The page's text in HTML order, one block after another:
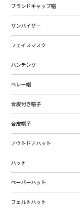
ブランドキャップ帽
サンバイザー
フェイスマスク
ハンチング
ベレー帽
合皮付き帽子
合皮帽子
アウトドアハット
ハット
ペーパーハット
フェルトハット